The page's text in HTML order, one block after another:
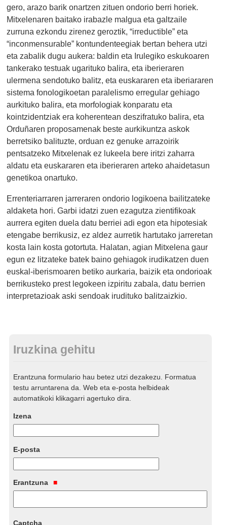
gero, arazo barik onartzen zituen ondorio berri horiek.
Mitxelenaren baitako irabazle malgua eta galtzaile
zurruna ezkondu zirenez geroztik, “irreductible” eta
“inconmensurable” kontundenteegiak bertan behera utzi
eta zabalik dugu aukera: baldin eta Irulegiko eskukoaren
tankerako testuak ugarituko balira, eta iberieraren
ulermena sendotuko balitz, eta euskararen eta iberiararen
sistema fonologikoetan paralelismo erregular gehiago
aurkituko balira, eta morfologiak konparatu eta
kointzidentziak era koherentean deszifratuko balira, eta
Orduñaren proposamenak beste aurkikuntza askok
berretsiko balituzte, orduan ez genuke arrazoirik
pentsatzeko Mitxelenak ez lukeela bere iritzi zaharra
aldatu eta euskararen eta iberieraren arteko ahaidetasun
genetikoa onartuko.
Errenteriarraren jarreraren ondorio logikoena bailitzateke
aldaketa hori. Garbi idatzi zuen ezagutza zientifikoak
aurrera egiten duela datu berriei adi egon eta hipotesiak
etengabe berrikusiz, ez aldez aurretik hartutako jarreretan
kosta lain kosta gotortuta. Halatan, agian Mitxelena gaur
egun ez litzateke batek baino gehiagok irudikatzen duen
euskal-iberismoaren betiko aurkaria, baizik eta ondorioak
berrikusteko prest legokeen izpiritu zabala, datu berrien
interpretazioak aski sendoak irudituko balitzaizkio.
Iruzkina gehitu
Erantzuna formulario hau betez utzi dezakezu. Formatua
testu arruntarena da. Web eta e-posta helbideak
automatikoki klikagarri agertuko dira.
Izena
E-posta
Erantzuna
Captcha